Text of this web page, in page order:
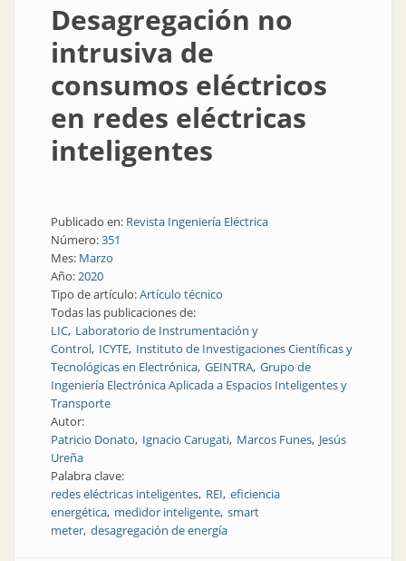
Desagregación no
intrusiva de
consumos eléctricos
en redes eléctricas
inteligentes
Publicado en: Revista Ingeniería Eléctrica
Número:351
Mes: Marzo
Año:2020
Tipo de artículo:Artículo técnico
Todas las publicaciones de:
LIC Laboratorio de Instrumentación y
Control ICYTE Instituto de Investigaciones Científicas y
Tecnológicas en Electrónica GEINTRA Grupo de
Ingeniería Electrónica Aplicada a Espacios Inteligentes y
Transporte
Autor:
Patricio Donato Ignacio Carugati Marcos Funes Jesús
Ureña
Palabra clave:
redes eléctricas inteligentes REI eficiencia
energética medidor inteligente smart
meter desagregación de energía